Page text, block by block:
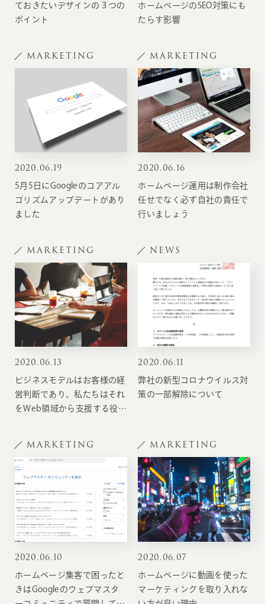
ておきたいデザインの３つの
ポイント
ホームページのSEO対策にも
たらす影響
MARKETING
2020.06.19
5月5日にGoogleのコアアル
ゴリズムアップデートがあり
ました
MARKETING
2020.06.16
ホームページ運用は制作会社
任せでなく必ず自社の責任で
行いましょう
MARKETING
2020.06.13
ビジネスモデルはお客様の経
営判断であり、私たちはそれ
をWeb領域から支援する役割
NEWS
2020.06.11
弊社の新型コロナウイルス対
策の一部解除について
MARKETING
2020.06.10
ホームページ集客で困ったと
きはGoogleのウェブマスタ
MARKETING
2020.06.07
ホームページに動画を使った
マーケティングを取り入れな